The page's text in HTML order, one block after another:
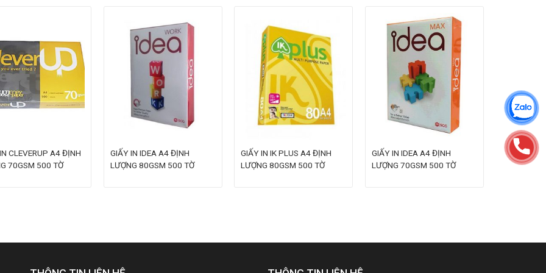
CLEVERUP A4 ĐỊNH
70GSM 500 TỜ
GIẤY IN IDEA A4 ĐỊNH
LƯỢNG 80GSM 500 TỜ
GIẤY IN IK PLUS A4 ĐỊNH
LƯỢNG 80GSM 500 TỜ
GIẤY IN IDEA A4 ĐỊNH
LƯỢNG 70GSM 500 TỜ